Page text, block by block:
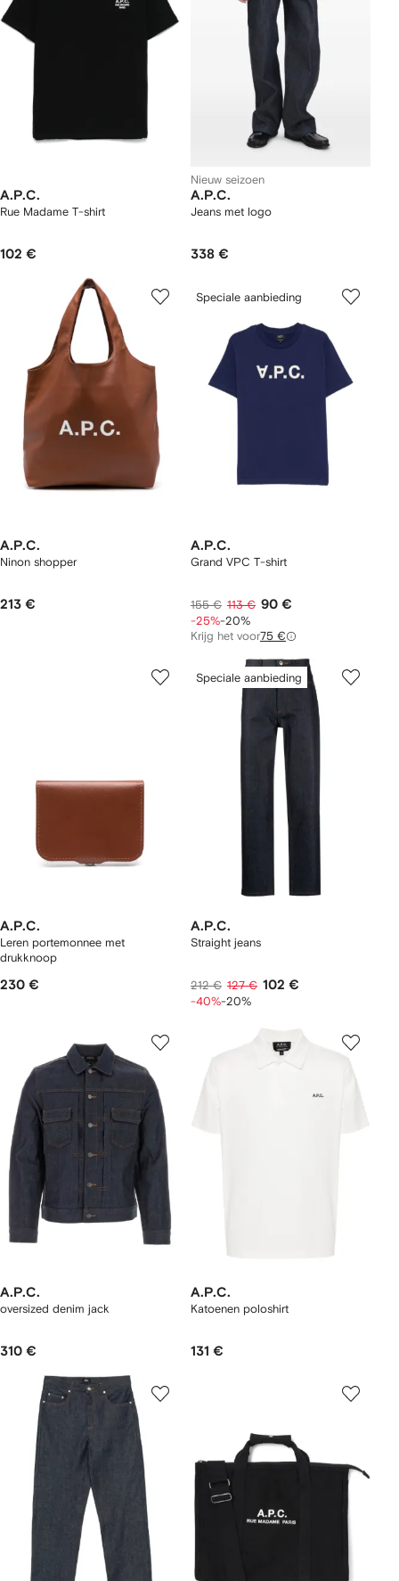
A.P.C.
Rue Madame T-shirt
102 €
Nieuw seizoen
A.P.C.
Jeans met logo
338 €
A.P.C.
Ninon shopper
213 €
Speciale aanbieding
A.P.C.
Grand VPC T-shirt
155 € 113 € 90 €
-25%-20%
Krijg het voor75 €
A.P.C.
Leren portemonnee met
drukknoop
230 €
Speciale aanbieding
A.P.C.
Straight jeans
212 € 127 € 102 €
-40%-20%
A.P.C.
oversized denim jack
310 €
A.P.C.
Katoenen poloshirt
131 €